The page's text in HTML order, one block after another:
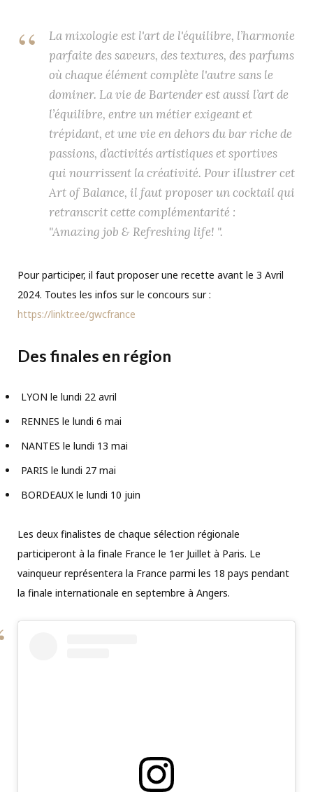
La mixologie est l'art de l'équilibre, l’harmonie
parfaite des saveurs, des textures, des parfums
où chaque élément complète l'autre sans le
dominer. La vie de Bartender est aussi l’art de
l’équilibre, entre un métier exigeant et
trépidant, et une vie en dehors du bar riche de
passions, d’activités artistiques et sportives
qui nourrissent la créativité. Pour illustrer cet
Art of Balance, il faut proposer un cocktail qui
retranscrit cette complémentarité :
"Amazing job & Refreshing life! ".
Pour participer, il faut proposer une recette avant le 3 Avril
2024. Toutes les infos sur le concours sur :
https://linktr.ee/gwcfrance
Des finales en région
LYON le lundi 22 avril
RENNES le lundi 6 mai
NANTES le lundi 13 mai
PARIS le lundi 27 mai
BORDEAUX le lundi 10 juin
Les deux finalistes de chaque sélection régionale
participeront à la finale France le 1er Juillet à Paris. Le
vainqueur représentera la France parmi les 18 pays pendant
la finale internationale en septembre à Angers.